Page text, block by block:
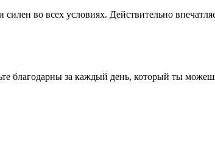
во всех условиях. Действительно
благодарны за каждый день, который ты